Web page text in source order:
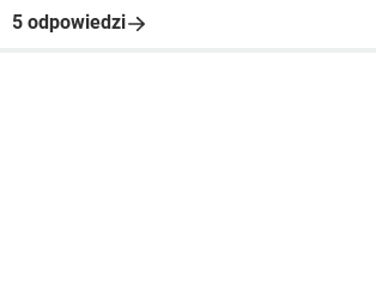
5 odpowiedzi